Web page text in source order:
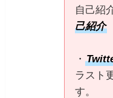
自己紹
己紹介
・
ラスト
す。